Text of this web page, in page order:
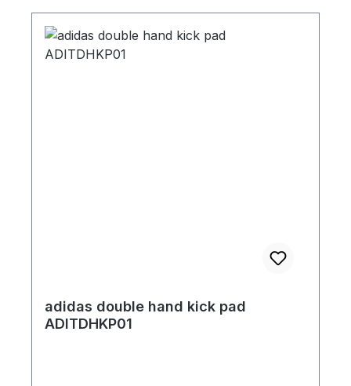
adidas double hand kick pad
ADITDHKP01